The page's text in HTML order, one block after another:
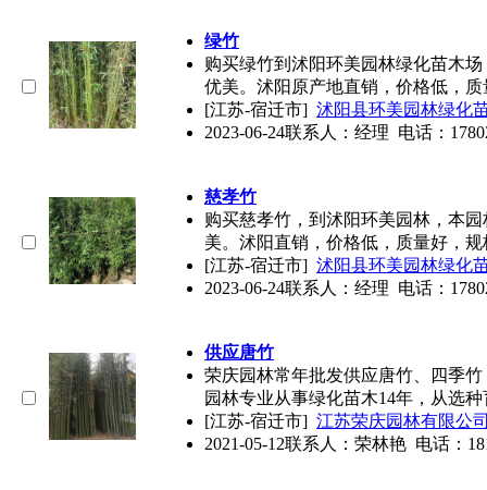
绿竹
购买绿竹到沭阳环美园林绿化苗木
优美。沭阳原产地直销，价格低，质
[江苏-宿迁市] 沭阳县环美园林绿化
2023-06-24联系人：经理 电话：
慈孝竹
购买慈孝竹，到沭阳环美园林，本
美。沭阳直销，价格低，质量好，规
[江苏-宿迁市] 沭阳县环美园林绿化
2023-06-24联系人：经理 电话：
供应唐竹
荣庆园林常年批发供应唐竹、四季
园林专业从事绿化苗木14年，从选
[江苏-宿迁市] 江苏荣庆园林有限公
2021-05-12联系人：荣林艳 电话：